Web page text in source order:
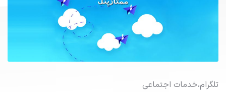
تلگرام،خدمات اجتماعی